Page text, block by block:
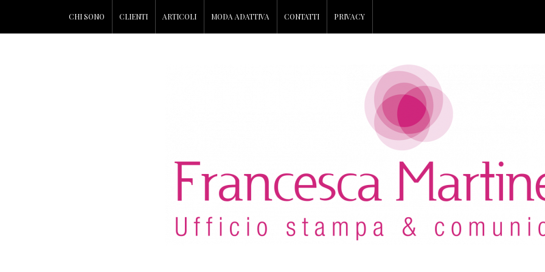
CHI SONO CLIENTI ARTICOLI MODA ADATTIVA CONTATTI PRIVACY